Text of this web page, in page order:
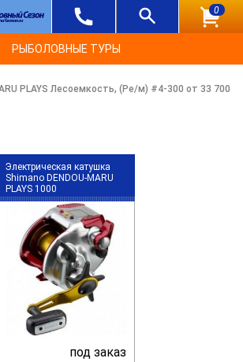
0
РЫБОЛОВНЫЕ ТУРЫ
PLAYS Лесоемкость, (Ре/м) #4-300 от 33 700
Электрическая катушка
Shimano DENDOU-MARU
PLAYS 1000
под заказ